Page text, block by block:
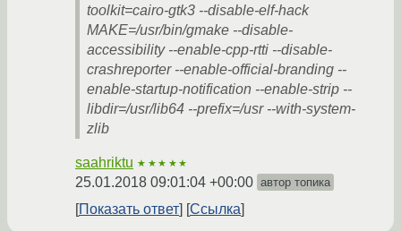
toolkit=cairo-gtk3 --disable-elf-hack
MAKE=/usr/bin/gmake --disable-
accessibility --enable-cpp-rtti --disable-
crashreporter --enable-official-branding --
enable-startup-notification --enable-strip --
libdir=/usr/lib64 --prefix=/usr --with-system-
zlib
saahriktu ★★★★★
25.01.2018 09:01:04 +00:00 автор топика
Показать ответ Ссылка